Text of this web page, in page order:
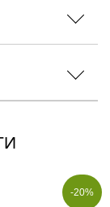
-20%